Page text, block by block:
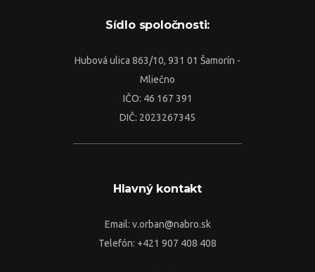
Sídlo spoločnosti:
Hubová ulica 863/10, 931 01 Šamorín -
Mliečno
IČO: 46 167 391
DIČ: 2023267345
Hlavný kontakt
Email: v.orban@nabro.sk
Telefón: +421 907 408 408